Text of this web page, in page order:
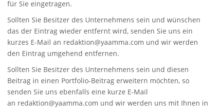
für Sie eingetragen.
Sollten Sie Besitzer des Unternehmens sein und wünschen
das der Eintrag wieder entfernt wird, senden Sie uns ein
kurzes E-Mail an redaktion@yaamma.com und wir werden
den Eintrag umgehend entfernen.
Sollten Sie Besitzer des Unternehmens sein und diesen
Beitrag in einen Portfolio-Beitrag erweitern möchten, so
senden Sie uns ebenfalls eine kurze E-Mail
an redaktion@yaamma.com und wir werden uns mit Ihnen in